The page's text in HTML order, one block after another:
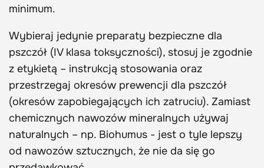
minimum.
Wybieraj jedynie preparaty bezpieczne dla
pszczół (IV klasa toksyczności), stosuj je zgodnie
z etykietą – instrukcją stosowania oraz
przestrzegaj okresów prewencji dla pszczół
(okresów zapobiegających ich zatruciu). Zamiast
chemicznych nawozów mineralnych używaj
naturalnych – np. Biohumus - jest o tyle lepszy
od nawozów sztucznych, że nie da się go